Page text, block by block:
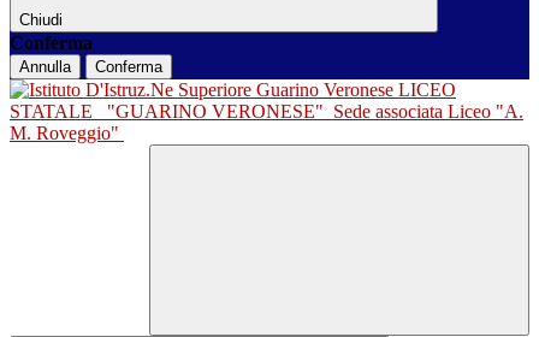
Chiudi
Conferma
Annulla Conferma
LICEO
STATALE
"GUARINO VERONESE" Sede associata Liceo "A.
M. Roveggio"